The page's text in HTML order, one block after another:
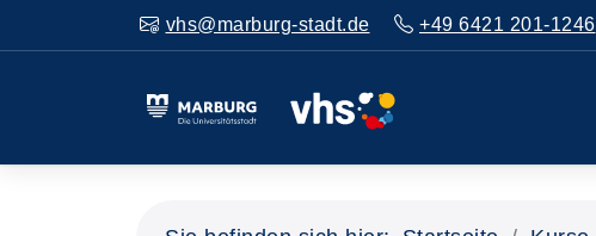
vhs@marburg-stadt.de +49 6421 201-1246